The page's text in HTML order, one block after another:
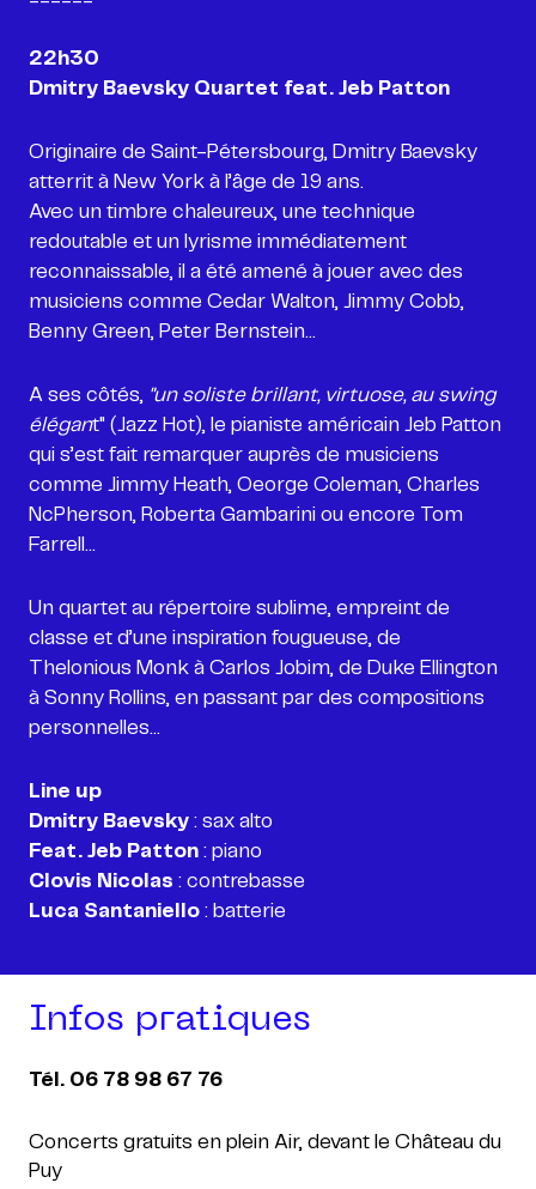
22h30
Dmitry Baevsky Quartet feat. Jeb Patton
Originaire de Saint-Pétersbourg, Dmitry Baevsky
atterrit à New York à l’âge de 19 ans.
Avec un timbre chaleureux, une technique
redoutable et un lyrisme immédiatement
reconnaissable, il a été amené à jouer avec des
musiciens comme Cedar Walton, Jimmy Cobb,
A ses côtés, "un soliste brillant, virtuose, au swing
élégant" (Jazz Hot), le pianiste américain Jeb Patton
qui s’est fait remarquer auprès de musiciens
comme Jimmy Heath, Oeorge Coleman, Charles
NcPherson, Roberta Gambarini ou encore Tom
Un quartet au répertoire sublime, empreint de
classe et d’une inspiration fougueuse, de
Thelonious Monk à Carlos Jobim, de Duke Ellington
à Sonny Rollins, en passant par des compositions
personnelles...
Line up
Dmitry Baevsky
Feat. Jeb Patton
Clovis Nicolas
Luca Santaniello
Infos pratiques
Tél. 06 78 98 67 76
Concerts gratuits en plein Air, devant le Château du
Puy